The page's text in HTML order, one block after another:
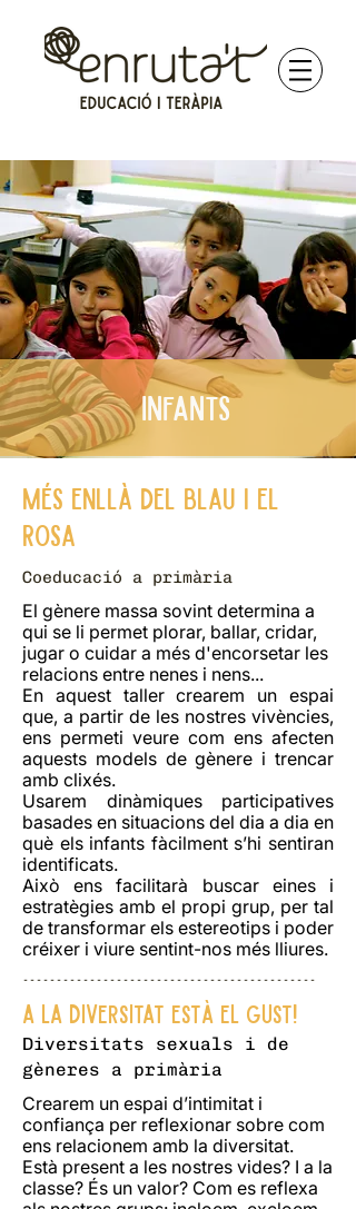
INFANTS
Més enllà del blau i el
rosa
Coeducació a primària
El gènere massa sovint determina a
qui se li permet plorar, ballar, cridar,
jugar o cuidar a més d'encorsetar les
relacions entre nenes i nens...
En aquest taller crearem un espai
que, a partir de les nostres vivències,
ens permeti veure com ens afecten
aquests models de gènere i trencar
amb clixés.
Usarem dinàmiques participatives
basades en situacions del dia a dia en
què els infants fàcilment s’hi sentiran
identificats.
Això ens facilitarà buscar eines i
estratègies amb el propi grup, per tal
de transformar els estereotips i poder
créixer i viure sentint-nos més lliures.
--------------------------------------------
A la diversitat està el gust!
Diversitats sexuals i de
gèneres a primària
Crearem un espai d’intimitat i
confiança per reflexionar sobre com
ens relacionem amb la diversitat.
Està present a les nostres vides? I a la
classe? És un valor? Com es reflexa